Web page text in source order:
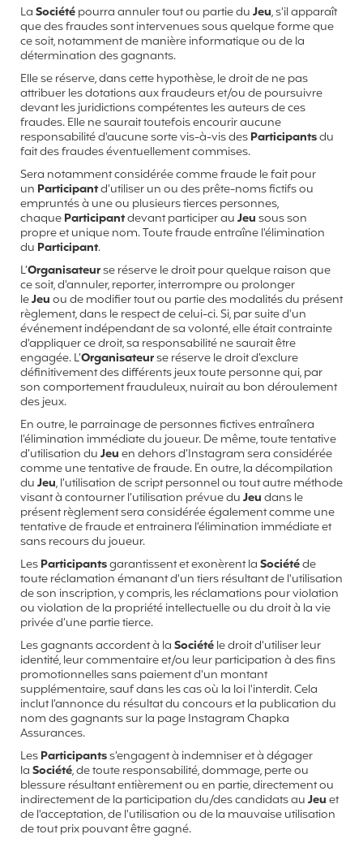
LaSociétépourra annuler tout ou partie duJeu, s'il apparaît
que des fraudes sont intervenues sous quelque forme que
ce soit, notamment de manière informatique ou de la
détermination des gagnants.
Elle se réserve, dans cette hypothèse, le droit de ne pas
attribuer les dotations aux fraudeurs et/ou de poursuivre
devant les juridictions compétentes les auteurs de ces
fraudes. Elle ne saurait toutefois encourir aucune
responsabilité d'aucune sorte vis-à-vis desParticipantsdu
fait des fraudes éventuellement commises.
Sera notamment considérée comme fraude le fait pour
un Participantd’utiliser un ou des prête-noms fictifs ou
empruntés à une ou plusieurs tierces personnes,
chaqueParticipantdevant participer auJeusous son
propre et unique nom. Toute fraude entraîne l'élimination
du Participant.
L’Organisateurse réserve le droit pour quelque raison que
ce soit, d'annuler, reporter, interrompre ou prolonger
leJeuou de modifier tout ou partie des modalités du présent
règlement, dans le respect de celui-ci. Si, par suite d'un
événement indépendant de sa volonté, elle était contrainte
d'appliquer ce droit, sa responsabilité ne saurait être
engagée. L’Organisateurse réserve le droit d’exclure
définitivement des différents jeux toute personne qui, par
son comportement frauduleux, nuirait au bon déroulement
des jeux.
En outre, le parrainage de personnes fictives entraînera
l’élimination immédiate du joueur. De même, toute tentative
d’utilisation duJeuen dehors d’Instagram sera considérée
comme une tentative de fraude. En outre, la décompilation
duJeu, l’utilisation de script personnel ou tout autre méthode
visant à contourner l’utilisation prévue duJeudans le
présent règlement sera considérée également comme une
tentative de fraude et entrainera l’élimination immédiate et
sans recours du joueur.
LesParticipantsgarantissent et exonèrent laSociétéde
toute réclamation émanant d'un tiers résultant de l'utilisation
de son inscription, y compris, les réclamations pour violation
ou violation de la propriété intellectuelle ou du droit à la vie
privée d’une partie tierce.
Les gagnants accordent à laSociétéle droit d'utiliser leur
identité, leur commentaire et/ou leur participation à des fins
promotionnelles sans paiement d'un montant
supplémentaire, sauf dans les cas où la loi l'interdit. Cela
inclut l’annonce du résultat du concours et la publication du
nom des gagnants sur la page Instagram Chapka
Assurances.
LesParticipantss’engagent à indemniser et à dégager
laSociété, de toute responsabilité, dommage, perte ou
blessure résultant entièrement ou en partie, directement ou
indirectement de la participation du/des candidats auJeuet
de l'acceptation, de l'utilisation ou de la mauvaise utilisation
de tout prix pouvant être gagné.